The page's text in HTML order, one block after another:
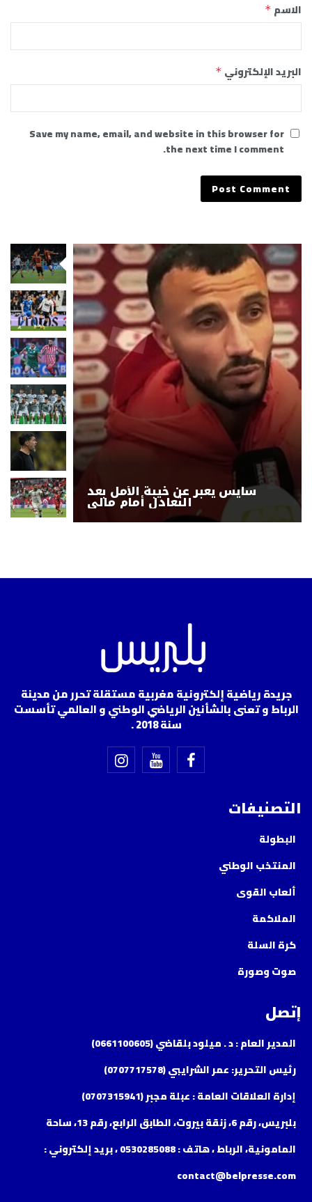
الاسم *
البريد الإلكتروني *
Save my name, email, and website in this browser for
the next time I comment.
سايس يعبر عن خيبة الأمل بعد
التعادل أمام مالي
جريدة رياضية إلكترونية مغربية مستقلة تحرر من مدينة
الرباط و تعنى بالشأنين الرياضي الوطني و العالمي تأسست
سنة 2018 .
التصنيفات
البطولة
المنتخب الوطني
ألعاب القوى
الملاكمة
كرة السلة
صوت وصورة
إتصل
المدير العام : د . ميلود بلقاضي (0661100605)
رئيس التحرير: عمر الشرايبي (0707717578)
إدارة العلاقات العامة : عبلة مجبر (0707315941)
بلبريس، رقم 6، زنقة بيروت، الطابق الرابع، رقم 13، ساحة
المامونية، الرباط ، هاتف : 0530285088 ، بريد إلكتروني :
contact@belpresse.com